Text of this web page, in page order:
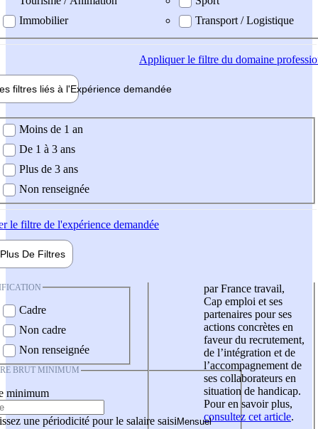
Immobilier
Transport / Logistique
Appliquerle filtre du domaine
filtres liés à l'Expérience demandée
demandée
Moins de 1 an
De 1 à 3 ans
Plus de 3 ans
Non renseignée
le filtre de l'expérience demandée
Plus De Filtres
Cadre
Non cadre
Non renseignée
BRUT MINIMUM
minimum
une périodicité pour le salaire saisi
par France travail,
Cap emploi et ses
partenaires pour ses
actions concrètes en
faveur du recrutement,
de l’intégration et de
l’accompagnement de
ses collaborateurs en
situation de handicap.
Pour en savoir plus,
consultez cet article.